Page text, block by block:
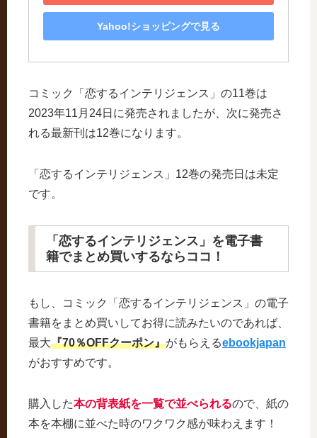
Yahoo!ショッピングで見る
コミック「恋するインテリジェンス」の11巻は
2023年11月24日に発売されましたが、次に発売さ
れる最新刊は12巻になります。
「恋するインテリジェンス」12巻の発売日は未定
です。
「恋するインテリジェンス」を電子書
籍でまとめ買いするならココ！
もし、コミック「恋するインテリジェンス」の電子
書籍をまとめ買いしてお得に読みたいのであれば、
最大『70％OFFクーポン』がもらえるebookjapan
がおすすめです。
購入した本の背表紙を一覧で並べられるので、紙の
本を本棚に並べた時のワクワク感が味わえます！